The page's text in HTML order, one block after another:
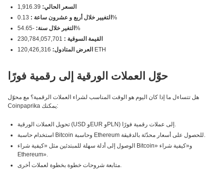
السعر الحالي:
التغيير خلال أربع و عشرون ساعة : 0.13%
التغير خلال سنة: -54.65%
القيمة السوقية :
العرض المتادول:
120,426,316 ETH
حوّل العملات الورقية إلى رقمية فورًا
هل تتساءل ما إذا كان اليوم هو الوقت المناسب لشراء العملات الرقمية؟ مع محوّل
Coinpaprika يمكنك:
تحويل العملات الورقية (USD وEUR وPLN) إلى عملات رقمية فورًا.
استخدام حاسبة Bitcoin وحاسبة Ethereum للحصول على أسعار محدّثة بالدقيقة.
الوصول إلى أدلة سهلة للمبتدئين مثل «كيفية شراء Bitcoin» و«كيفية شراء
Ethereum».
متابعة شروحات خطوة بخطوة لعملات أخرى.